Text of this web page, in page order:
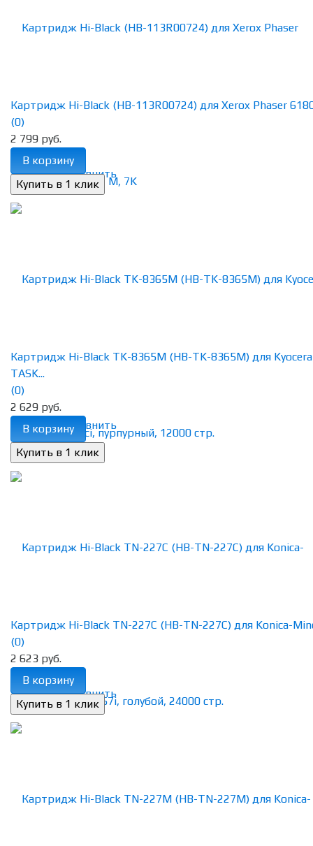
избранное сравнить
Картридж Hi-Black (HB-113R00724) для Xerox Phaser
(0)
2 799 руб.
В корзину
избранное сравнить
Картридж Hi-Black TK-8365M (HB-TK-8365M) для Kyocera
TASK...
(0)
2 629 руб.
В корзину
избранное сравнить
Картридж Hi-Black TN-227C (HB-TN-227C) для Konica-
(0)
2 623 руб.
В корзину